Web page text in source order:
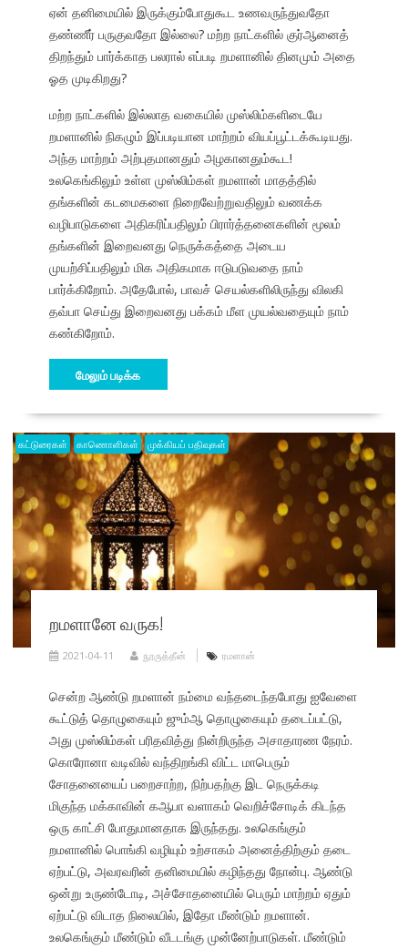
ஏன் தனிமையில் இருக்கும்போதுகூட உணவருந்துவதோ
தண்ணீர் பருகுவதோ இல்லை? மற்ற நாட்களில் குர்ஆனைத்
திறந்தும் பார்க்காத பலரால் எப்படி றமளானில் தினமும் அதை
ஓத முடிகிறது?
மற்ற நாட்களில் இல்லாத வகையில் முஸ்லிம்களிடையே
றமளானில் நிகழும் இப்படியான மாற்றம் வியப்பூட்டக்கூடியது.
அந்த மாற்றம் அற்புதமானதும் அழகானதும்கூட!
உலகெங்கிலும் உள்ள முஸ்லிம்கள் றமளான் மாதத்தில்
தங்களின் கடமைகளை நிறைவேற்றுவதிலும் வணக்க
வழிபாடுகளை அதிகரிப்பதிலும் பிரார்த்தனைகளின் மூலம்
தங்களின் இறைவனது நெருக்கத்தை அடைய
முயற்சிப்பதிலும் மிக அதிகமாக ஈடுபடுவதை நாம்
பார்க்கிறோம். அதேபோல், பாவச் செயல்களிலிருந்து விலகி
தவ்பா செய்து இறைவனது பக்கம் மீள முயல்வதையும் நாம்
கண்கிறோம்.
மேலும் படிக்க
கட்டுரைகள் காணொளிகள் முக்கியப் பதிவுகள்
றமளானே வருக!
2021-04-11 நூருத்தீன் ரமளான்
சென்ற ஆண்டு றமளான் நம்மை வந்தடைந்தபோது ஐவேளை
கூட்டுத் தொழுகையும் ஜும்ஆ தொழுகையும் தடைப்பட்டு,
அது முஸ்லிம்கள் பரிதவித்து நின்றிருந்த அசாதாரண நேரம்.
கொரோனா வடிவில் வந்திறங்கி விட்ட மாபெரும்
சோதனையைப் பறைசாற்ற, நிற்பதற்கு இட நெருக்கடி
மிகுந்த மக்காவின் கஆபா வளாகம் வெறிச்சோடிக் கிடந்த
ஒரு காட்சி போதுமானதாக இருந்தது. உலகெங்கும்
றமளானில் பொங்கி வழியும் உற்சாகம் அனைத்திற்கும் தடை
ஏற்பட்டு, அவரவரின் தனிமையில் கழிந்தது நோன்பு. ஆண்டு
ஒன்று உருண்டோடி, அச்சோதனையில் பெரும் மாற்றம் ஏதும்
ஏற்பட்டு விடாத நிலையில், இதோ மீண்டும் றமளான்.
உலகெங்கும் மீண்டும் வீடடங்கு முன்னேற்பாடுகள். மீண்டும்